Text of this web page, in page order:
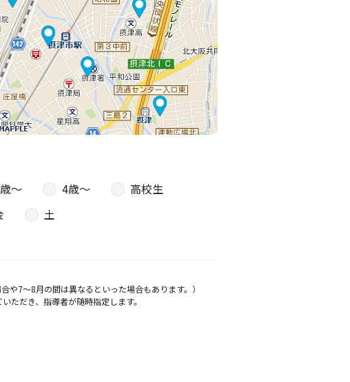
〜 4歳〜
高校生
土
7～8月の間は異なるといった場合もあります。）
ただき、指導者が随時指定します。